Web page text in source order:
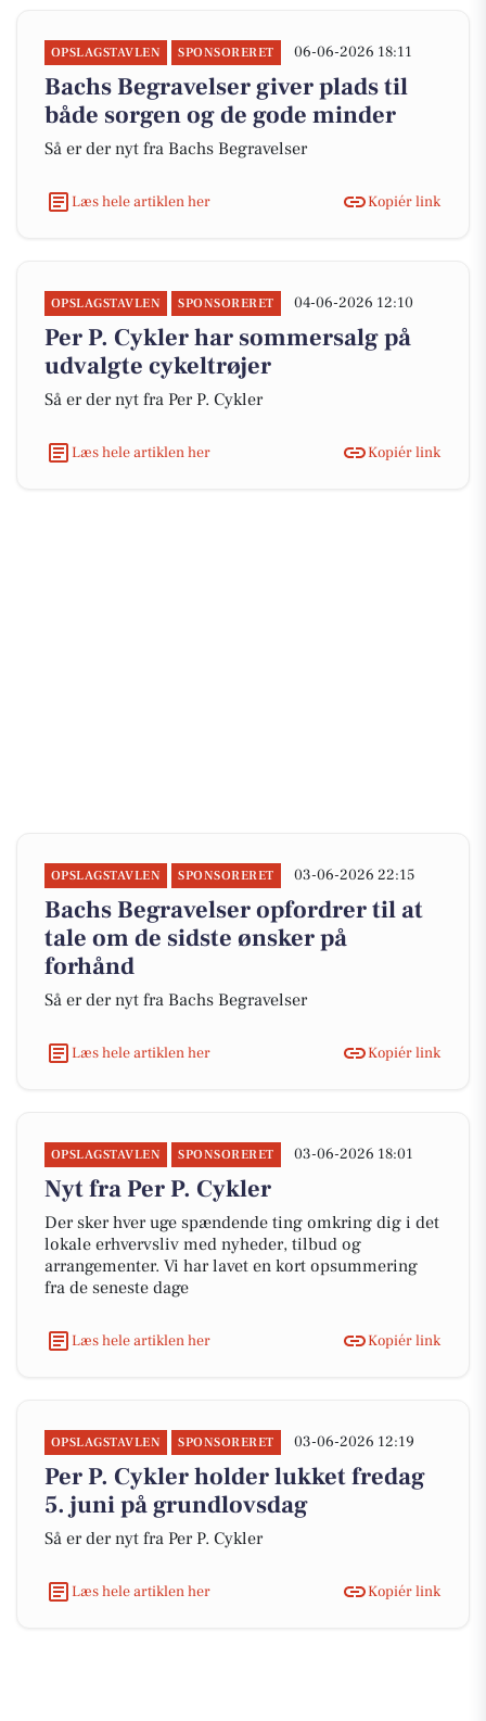
OPSLAGSTAVLEN SPONSORERET 06-06-2026 18:11
Bachs Begravelser giver plads til
både sorgen og de gode minder
Så er der nyt fra Bachs Begravelser
Læs hele artiklen her Kopiér link
OPSLAGSTAVLEN SPONSORERET 04-06-2026 12:10
Per P. Cykler har sommersalg på
udvalgte cykeltrøjer
Så er der nyt fra Per P. Cykler
Læs hele artiklen her Kopiér link
OPSLAGSTAVLEN SPONSORERET 03-06-2026 22:15
Bachs Begravelser opfordrer til at
tale om de sidste ønsker på
forhånd
Så er der nyt fra Bachs Begravelser
Læs hele artiklen her Kopiér link
OPSLAGSTAVLEN SPONSORERET 03-06-2026 18:01
Nyt fra Per P. Cykler
Der sker hver uge spændende ting omkring dig i det
lokale erhvervsliv med nyheder, tilbud og
arrangementer. Vi har lavet en kort opsummering
fra de seneste dage
Læs hele artiklen her Kopiér link
OPSLAGSTAVLEN SPONSORERET 03-06-2026 12:19
Per P. Cykler holder lukket fredag
5. juni på grundlovsdag
Så er der nyt fra Per P. Cykler
Læs hele artiklen her Kopiér link